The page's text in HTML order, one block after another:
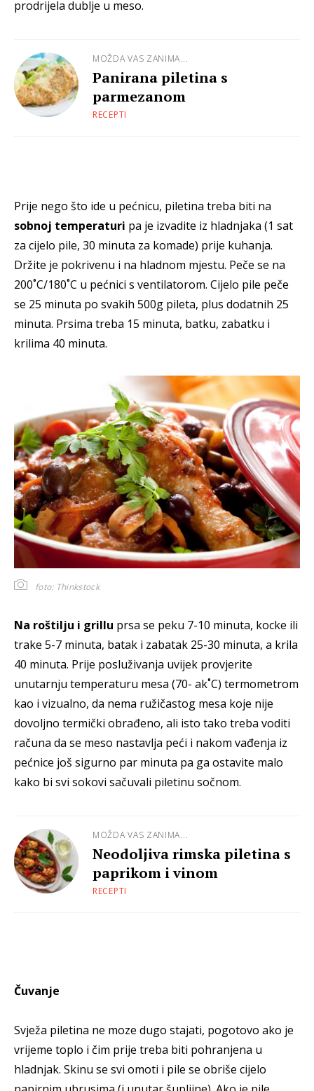
prodrijela dublje u meso.
MOŽDA VAS ZANIMA...
Panirana piletina s
parmezanom
RECEPTI
Prije nego što ide u pećnicu, piletina treba biti na
sobnoj temperaturi pa je izvadite iz hladnjaka (1 sat
za cijelo pile, 30 minuta za komade) prije kuhanja.
Držite je pokrivenu i na hladnom mjestu. Peče se na
200˚C/180˚C u pećnici s ventilatorom. Cijelo pile peče
se 25 minuta po svakih 500g pileta, plus dodatnih 25
minuta. Prsima treba 15 minuta, batku, zabatku i
krilima 40 minuta.
foto: Thinkstock
Na roštilju i grillu prsa se peku 7-10 minuta, kocke ili
trake 5-7 minuta, batak i zabatak 25-30 minuta, a krila
40 minuta. Prije posluživanja uvijek provjerite
unutarnju temperaturu mesa (70- ak˚C) termometrom
kao i vizualno, da nema ružičastog mesa koje nije
dovoljno termički obrađeno, ali isto tako treba voditi
računa da se meso nastavlja peći i nakom vađenja iz
pećnice još sigurno par minuta pa ga ostavite malo
kako bi svi sokovi sačuvali piletinu sočnom.
MOŽDA VAS ZANIMA...
Neodoljiva rimska piletina s
paprikom i vinom
RECEPTI
Čuvanje
Svježa piletina ne moze dugo stajati, pogotovo ako je
vrijeme toplo i čim prije treba biti pohranjena u
hladnjak. Skinu se svi omoti i pile se obriše cijelo